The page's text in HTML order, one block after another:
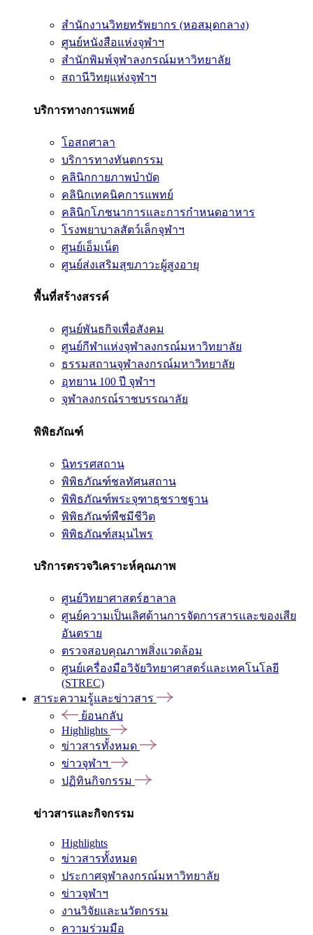
สำนักงานวิทยทรัพยากร (หอสมุดกลาง)
ศูนย์หนังสือแห่งจุฬาฯ
สำนักพิมพ์จุฬาลงกรณ์มหาวิทยาลัย
สถานีวิทยุแห่งจุฬาฯ
บริการทางการแพทย์
โอสถศาลา
บริการทางทันตกรรม
คลินิกกายภาพบำบัด
คลินิกเทคนิคการแพทย์
คลินิกโภชนาการและการกำหนดอาหาร
โรงพยาบาลสัตว์เล็กจุฬาฯ
ศูนย์เอ็มเน็ต
ศูนย์ส่งเสริมสุขภาวะผู้สูงอายุ
พื้นที่สร้างสรรค์
ศูนย์พันธกิจเพื่อสังคม
ศูนย์กีฬาแห่งจุฬาลงกรณ์มหาวิทยาลัย
ธรรมสถานจุฬาลงกรณ์มหาวิทยาลัย
อุทยาน 100 ปี จุฬาฯ
จุฬาลงกรณ์ราชบรรณาลัย
พิพิธภัณฑ์
นิทรรศสถาน
พิพิธภัณฑ์ชลทัศนสถาน
พิพิธภัณฑ์พระจุฑาธุชราชฐาน
พิพิธภัณฑ์พืชมีชีวิต
พิพิธภัณฑ์สมุนไพร
บริการตรวจวิเคราะห์คุณภาพ
ศูนย์วิทยาศาสตร์ฮาลาล
ศูนย์ความเป็นเลิศด้านการจัดการสารและของเสีย
อันตราย
ตรวจสอบคุณภาพสิ่งแวดล้อม
ศูนย์เครื่องมือวิจัยวิทยาศาสตร์และเทคโนโลยี
(STREC)
สาระความรู้และข่าวสาร
ย้อนกลับ
Highlights
ข่าวสารทั้งหมด
ข่าวจุฬาฯ
ปฏิทินกิจกรรม
ข่าวสารและกิจกรรม
Highlights
ข่าวสารทั้งหมด
ประกาศจุฬาลงกรณ์มหาวิทยาลัย
ข่าวจุฬาฯ
งานวิจัยและนวัตกรรม
ความร่วมมือ